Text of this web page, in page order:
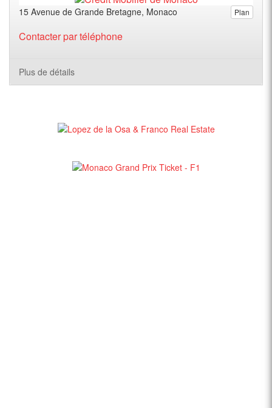
Plan
15 Avenue de Grande Bretagne, Monaco
Contacter par téléphone
Plus de détails